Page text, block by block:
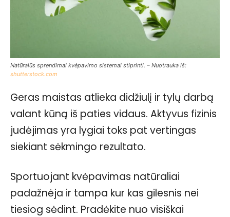
Natūralūs sprendimai kvėpavimo sistemai stiprinti. – Nuotrauka iš:
shutterstock.com
Geras maistas atlieka didžiulį ir tylų darbą
valant kūną iš paties vidaus. Aktyvus fizinis
judėjimas yra lygiai toks pat vertingas
siekiant sėkmingo rezultato.
Sportuojant kvėpavimas natūraliai
padažnėja ir tampa kur kas gilesnis nei
tiesiog sėdint. Pradėkite nuo visiškai